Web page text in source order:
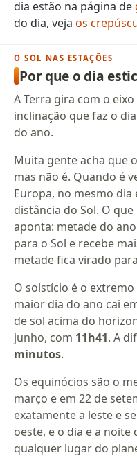
dia estão na página de
do dia, vejaos
O SOL NAS ESTAÇÕES
Por que o dia
A Terra gira com o
inclinação que faz o
do ano.
Muita gente acha que
mas não é. Quando é
Europa, no mesmo dia
distância do Sol. O
aponta: metade do
para o Sol e recebe
metade fica virado
O solstício é o
maior dia do ano cai
de sol acima do
junho, com 11h41. A
minutos.
Os equinócios são o
março e em 22 de
exatamente a leste e
oeste, e o dia e a
qualquer lugar do